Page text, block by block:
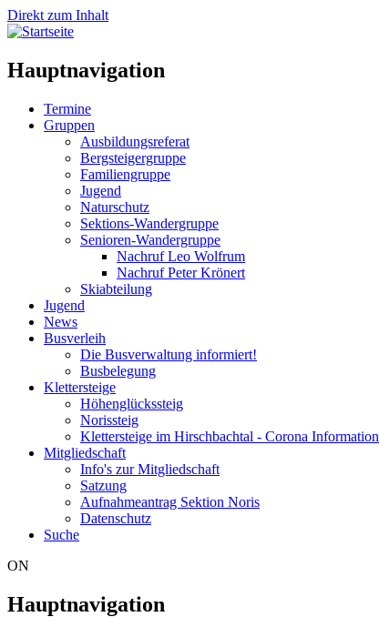
Direkt zum Inhalt
Hauptnavigation
Termine
Gruppen
Ausbildungsreferat
Bergsteigergruppe
Familiengruppe
Jugend
Naturschutz
Sektions-Wandergruppe
Senioren-Wandergruppe
Nachruf Leo Wolfrum
Nachruf Peter Krönert
Skiabteilung
Jugend
News
Busverleih
Die Busverwaltung informiert!
Busbelegung
Klettersteige
Höhenglückssteig
Norissteig
Klettersteige im Hirschbachtal - Corona Information
Mitgliedschaft
Info's zur Mitgliedschaft
Satzung
Aufnahmeantrag Sektion Noris
Datenschutz
Suche
ON
Hauptnavigation